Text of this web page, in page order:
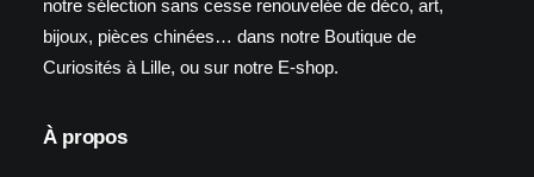
notre sélection sans cesse renouvelée de déco, art,
bijoux, pièces chinées… dans notre Boutique de
Curiosités à Lille, ou sur notre E-shop.
À propos